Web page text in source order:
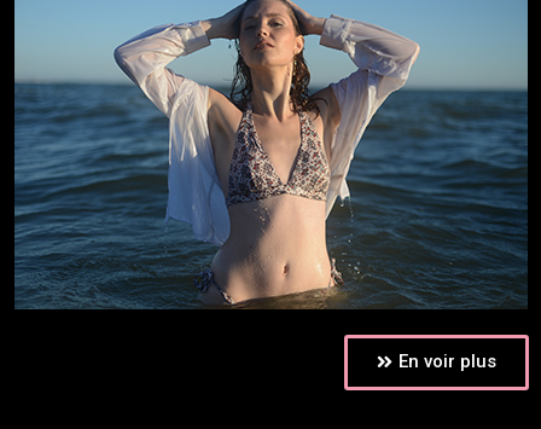
En voir plus